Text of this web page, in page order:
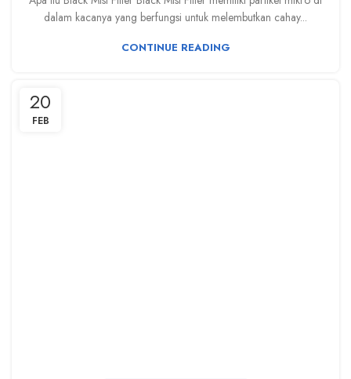
dalam kacanya yang berfungsi untuk melembutkan cahay...
CONTINUE READING
20
FEB